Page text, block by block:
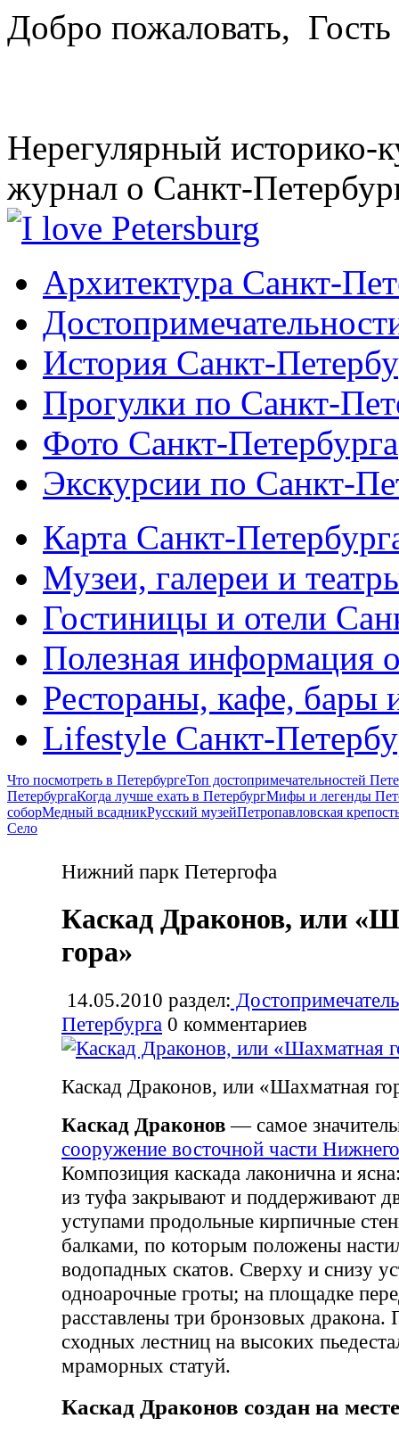
Добро пожаловать, Гость
Нерегулярный историко-
журнал о Санкт-
Архитектура Санкт-
История Санкт-
Прогулки по Санкт-
Фото Санкт-Петербурга
Экскурсии по Санкт-
Карта Санкт-
Музеи, галереи и
Гостиницы и отели
Полезная информация
Рестораны, кафе, бары
Lifestyle Санкт-
Что посмотреть в ПетербургеТоп достопримечательностей
ПетербургаКогда лучше ехать в ПетербургМифы и легенды
соборМедный всадникРусский музейПетропавловская
Село
Нижний парк Петергофа
Каскад Драконов, или
гора»
14.05.2010 раздел:
Петербурга 0 комментариев
Каскад Драконов, или «Шахматная
Каскад Драконов— самое
сооружение восточной части
Композиция каскада лаконична и
из туфа закрывают и поддерживают
уступами продольные кирпичные
балками, по которым положены
водопадных скатов. Сверху и снизу
одноарочные гроты; на площадке
расставлены три бронзовых дракона.
сходных лестниц на высоких
мраморных статуй.
Каскад Драконов создан на